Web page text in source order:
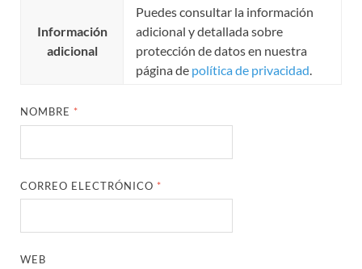
Información
adicional
Puedes consultar la información
adicional y detallada sobre
protección de datos en nuestra
página de política de privacidad.
NOMBRE *
CORREO ELECTRÓNICO *
WEB